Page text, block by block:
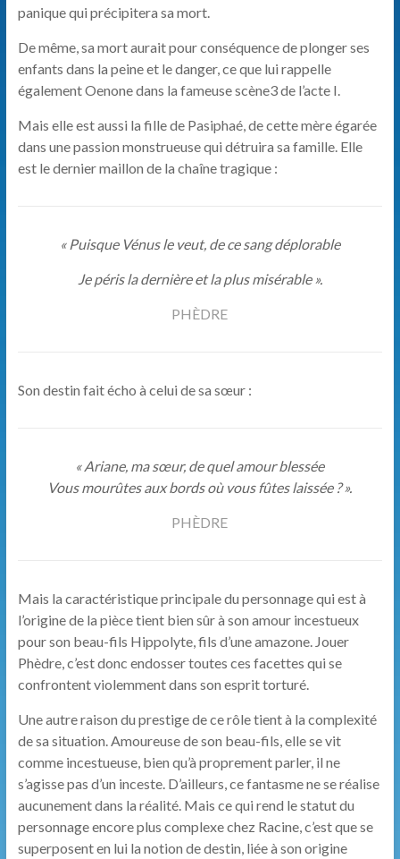
panique qui précipitera sa mort.
De même, sa mort aurait pour conséquence de plonger ses
enfants dans la peine et le danger, ce que lui rappelle
également Oenone dans la fameuse scène3 de l’acte I.
Mais elle est aussi la fille de Pasiphaé, de cette mère égarée
dans une passion monstrueuse qui détruira sa famille. Elle
est le dernier maillon de la chaîne tragique :
« Puisque Vénus le veut, de ce sang déplorable
Je péris la dernière et la plus misérable ».
PHÈDRE
Son destin fait écho à celui de sa sœur :
« Ariane, ma sœur, de quel amour blessée
Vous mourûtes aux bords où vous fûtes laissée ? ».
PHÈDRE
Mais la caractéristique principale du personnage qui est à
l’origine de la pièce tient bien sûr à son amour incestueux
pour son beau-fils Hippolyte, fils d’une amazone. Jouer
Phèdre, c’est donc endosser toutes ces facettes qui se
confrontent violemment dans son esprit torturé.
Une autre raison du prestige de ce rôle tient à la complexité
de sa situation. Amoureuse de son beau-fils, elle se vit
comme incestueuse, bien qu’à proprement parler, il ne
s’agisse pas d’un inceste. D’ailleurs, ce fantasme ne se réalise
aucunement dans la réalité. Mais ce qui rend le statut du
personnage encore plus complexe chez Racine, c’est que se
superposent en lui la notion de destin, liée à son origine